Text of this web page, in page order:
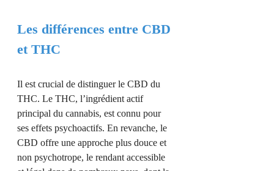
Les différences entre CBD
et THC
Il est crucial de distinguer le CBD du
THC. Le THC, l’ingrédient actif
principal du cannabis, est connu pour
ses effets psychoactifs. En revanche, le
CBD offre une approche plus douce et
non psychotrope, le rendant accessible